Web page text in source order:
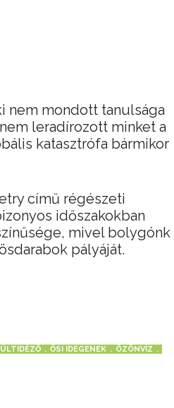
nem mondott tanulsága
leradírozott minket a
katasztrófa bármikor
című régészeti
időszakokban
mivel bolygónk
pályáját.
ŐSI IDEGENEK
ÖZÖNVÍZ